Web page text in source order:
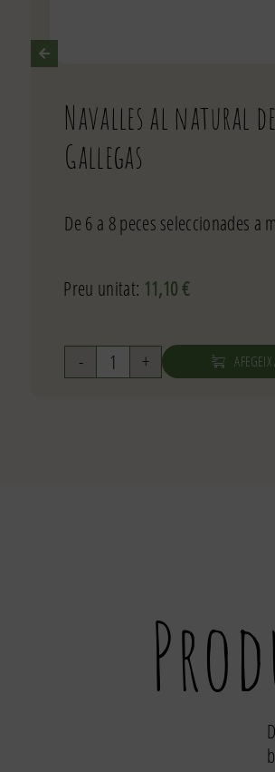
Navalles al natural
Gallegas
De 6 a 8 peces seleccionades a
Preu unitat: 11,10€
quantitat